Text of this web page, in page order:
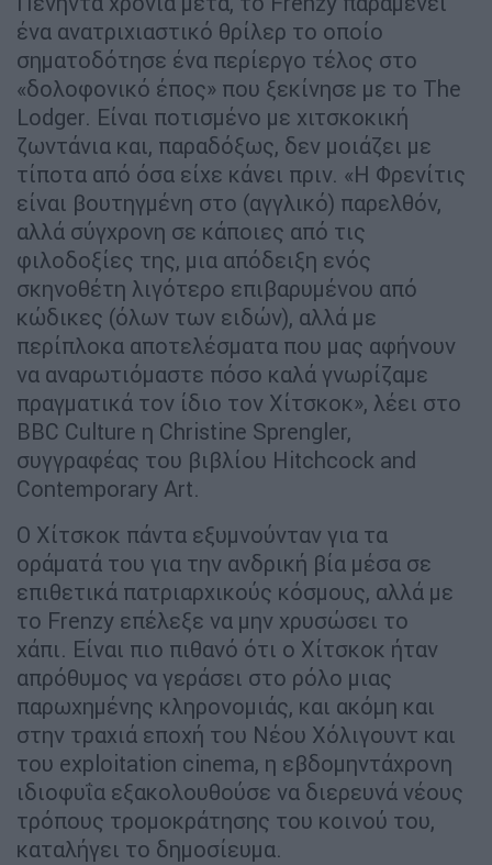
ένα ανατριχιαστικό θρίλερ το οποίο
σηματοδότησε ένα περίεργο τέλος στο
«δολοφονικό έπος» που ξεκίνησε με το The
Lodger. Είναι ποτισμένο με χιτσκοκική
ζωντάνια και, παραδόξως, δεν μοιάζει με
τίποτα από όσα είχε κάνει πριν. «Η Φρενίτις
είναι βουτηγμένη στο (αγγλικό) παρελθόν,
αλλά σύγχρονη σε κάποιες από τις
φιλοδοξίες της, μια απόδειξη ενός
σκηνοθέτη λιγότερο επιβαρυμένου από
κώδικες (όλων των ειδών), αλλά με
περίπλοκα αποτελέσματα που μας αφήνουν
να αναρωτιόμαστε πόσο καλά γνωρίζαμε
πραγματικά τον ίδιο τον Χίτσκοκ», λέει στο
BBC Culture η Christine Sprengler,
συγγραφέας του βιβλίου Hitchcock and
Contemporary Art.
Ο Χίτσκοκ πάντα εξυμνούνταν για τα
οράματά του για την ανδρική βία μέσα σε
επιθετικά πατριαρχικούς κόσμους, αλλά με
το Frenzy επέλεξε να μην χρυσώσει το
χάπι. Είναι πιο πιθανό ότι ο Χίτσκοκ ήταν
απρόθυμος να γεράσει στο ρόλο μιας
παρωχημένης κληρονομιάς, και ακόμη και
στην τραχιά εποχή του Νέου Χόλιγουντ και
του exploitation cinema, η εβδομηντάχρονη
ιδιοφυΐα εξακολουθούσε να διερευνά νέους
τρόπους τρομοκράτησης του κοινού του,
καταλήγει το δημοσίευμα.